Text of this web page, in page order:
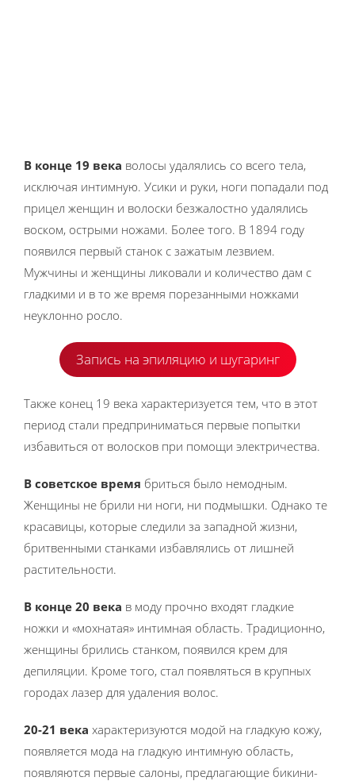
В конце 19 века волосы удалялись со всего тела,
исключая интимную. Усики и руки, ноги попадали под
прицел женщин и волоски безжалостно удалялись
воском, острыми ножами. Более того. В 1894 году
появился первый станок с зажатым лезвием.
Мужчины и женщины ликовали и количество дам с
гладкими и в то же время порезанными ножками
неуклонно росло.
Запись на эпиляцию и шугаринг
Также конец 19 века характеризуется тем, что в этот
период стали предприниматься первые попытки
избавиться от волосков при помощи электричества.
В советское время бриться было немодным.
Женщины не брили ни ноги, ни подмышки. Однако те
красавицы, которые следили за западной жизни,
бритвенными станками избавлялись от лишней
растительности.
В конце 20 века в моду прочно входят гладкие
ножки и «мохнатая» интимная область. Традиционно,
женщины брились станком, появился крем для
депиляции. Кроме того, стал появляться в крупных
городах лазер для удаления волос.
20-21 века характеризуются модой на гладкую кожу,
появляется мода на гладкую интимную область,
появляются первые салоны, предлагающие бикини-